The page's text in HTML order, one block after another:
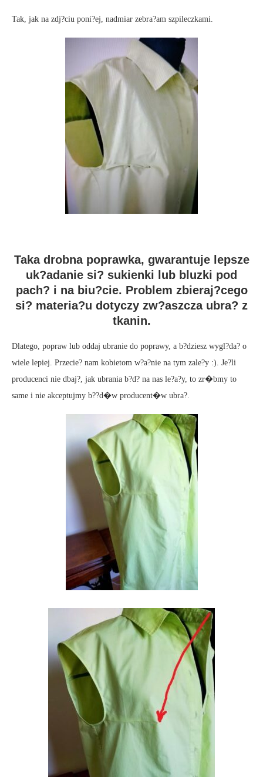
Tak, jak na zdj?ciu poni?ej, nadmiar zebra?am szpileczkami.
Taka drobna poprawka, gwarantuje lepsze
uk?adanie si? sukienki lub bluzki pod
pach? i na biu?cie. Problem zbieraj?cego
si? materia?u dotyczy zw?aszcza ubra? z
tkanin.
Dlatego, popraw lub oddaj ubranie do poprawy, a b?dziesz wygl?da? o
wiele lepiej. Przecie? nam kobietom w?a?nie na tym zale?y :). Je?li
producenci nie dbaj?, jak ubrania b?d? na nas le?a?y, to zr�bmy to
same i nie akceptujmy b??d�w producent�w ubra?.